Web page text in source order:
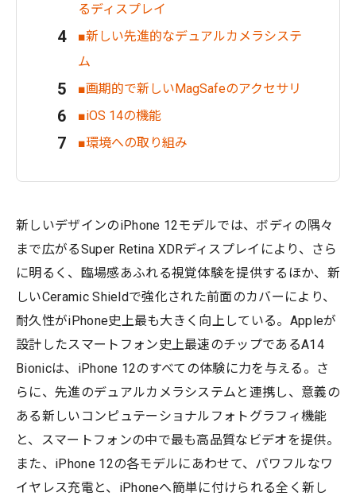
るディスプレイ
■新しい先進的なデュアルカメラシステ
ム
■画期的で新しいMagSafeのアクセサリ
■iOS 14の機能
■環境への取り組み
新しいデザインのiPhone 12モデルでは、ボディの隅々
まで広がるSuper Retina XDRディスプレイにより、さら
に明るく、臨場感あふれる視覚体験を提供するほか、新
しいCeramic Shieldで強化された前面のカバーにより、
耐久性がiPhone史上最も大きく向上している。Appleが
設計したスマートフォン史上最速のチップであるA14
Bionicは、iPhone 12のすべての体験に力を与える。さ
らに、先進のデュアルカメラシステムと連携し、意義の
ある新しいコンピュテーショナルフォトグラフィ機能
と、スマートフォンの中で最も高品質なビデオを提供。
また、iPhone 12の各モデルにあわせて、パワフルなワ
イヤレス充電と、iPhoneへ簡単に付けられる全く新し